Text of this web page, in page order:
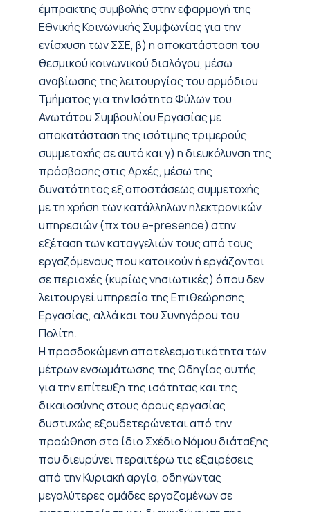
έμπρακτης συμβολής στην εφαρμογή της
Εθνικής Κοινωνικής Συμφωνίας για την
ενίσχυση των ΣΣΕ, β) η αποκατάσταση του
θεσμικού κοινωνικού διαλόγου, μέσω
αναβίωσης της λειτουργίας του αρμόδιου
Τμήματος για την Ισότητα Φύλων του
Ανωτάτου Συμβουλίου Εργασίας με
αποκατάσταση της ισότιμης τριμερούς
συμμετοχής σε αυτό και γ) η διευκόλυνση της
πρόσβασης στις Αρχές, μέσω της
δυνατότητας εξ αποστάσεως συμμετοχής
με τη χρήση των κατάλληλων ηλεκτρονικών
υπηρεσιών (πχ του e-presence) στην
εξέταση των καταγγελιών τους από τους
εργαζόμενους που κατοικούν ή εργάζονται
σε περιοχές (κυρίως νησιωτικές) όπου δεν
λειτουργεί υπηρεσία της Επιθεώρησης
Εργασίας, αλλά και του Συνηγόρου του
Πολίτη.
Η προσδοκώμενη αποτελεσματικότητα των
μέτρων ενσωμάτωσης της Οδηγίας αυτής
για την επίτευξη της ισότητας και της
δικαιοσύνης στους όρους εργασίας
δυστυχώς εξουδετερώνεται από την
προώθηση στο ίδιο Σχέδιο Νόμου διάταξης
που διευρύνει περαιτέρω τις εξαιρέσεις
από την Κυριακή αργία, οδηγώντας
μεγαλύτερες ομάδες εργαζομένων σε